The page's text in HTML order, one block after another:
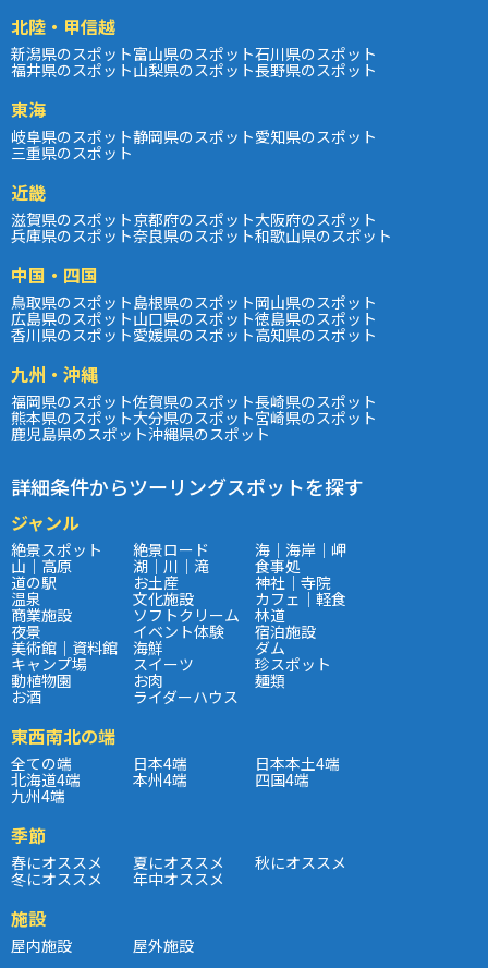
北陸・甲信越
新潟県のスポット富山県のスポット石川県のスポット
福井県のスポット山梨県のスポット長野県のスポット
東海
岐阜県のスポット静岡県のスポット愛知県のスポット
三重県のスポット
近畿
滋賀県のスポット京都府のスポット大阪府のスポット
兵庫県のスポット奈良県のスポット和歌山県のスポット
中国・四国
鳥取県のスポット島根県のスポット岡山県のスポット
広島県のスポット山口県のスポット徳島県のスポット
香川県のスポット愛媛県のスポット高知県のスポット
九州・沖縄
福岡県のスポット佐賀県のスポット長崎県のスポット
熊本県のスポット大分県のスポット宮崎県のスポット
鹿児島県のスポット沖縄県のスポット
詳細条件からツーリングスポットを探す
ジャンル
絶景スポット 絶景ロード 海｜海岸｜岬
山｜高原 湖｜川｜滝 食事処
道の駅 お土産 神社｜寺院
温泉 文化施設 カフェ｜軽食
商業施設 ソフトクリーム 林道
夜景 イベント体験 宿泊施設
美術館｜資料館 海鮮 ダム
キャンプ場 スイーツ 珍スポット
動植物園 お肉 麺類
お酒 ライダーハウス
東西南北の端
全ての端 日本4端 日本本土4端
北海道4端 本州4端 四国4端
九州4端
季節
春にオススメ 夏にオススメ 秋にオススメ
冬にオススメ 年中オススメ
施設
屋内施設 屋外施設